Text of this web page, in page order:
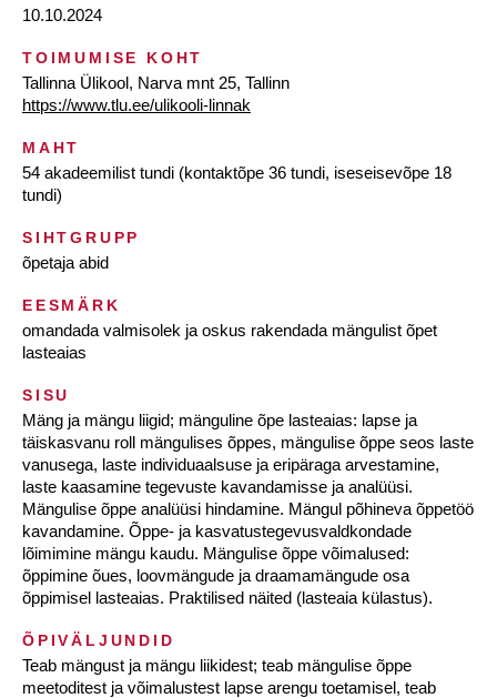
10.10.2024
TOIMUMISE KOHT
Tallinna Ülikool, Narva mnt 25, Tallinn
https://www.tlu.ee/ulikooli-linnak
MAHT
54 akadeemilist tundi (kontaktõpe 36 tundi, iseseisevõpe 18
tundi)
SIHTGRUPP
õpetaja abid
EESMÄRK
omandada valmisolek ja oskus rakendada mängulist õpet
lasteaias
SISU
Mäng ja mängu liigid; mänguline õpe lasteaias: lapse ja
täiskasvanu roll mängulises õppes, mängulise õppe seos laste
vanusega, laste individuaalsuse ja eripäraga arvestamine,
laste kaasamine tegevuste kavandamisse ja analüüsi.
Mängulise õppe analüüsi hindamine. Mängul põhineva õppetöö
kavandamine. Õppe- ja kasvatustegevusvaldkondade
lõimimine mängu kaudu. Mängulise õppe võimalused:
õppimine õues, loovmängude ja draamamängude osa
õppimisel lasteaias. Praktilised näited (lasteaia külastus).
ÕPIVÄLJUNDID
Teab mängust ja mängu liikidest; teab mängulise õppe
meetoditest ja võimalustest lapse arengu toetamisel, teab